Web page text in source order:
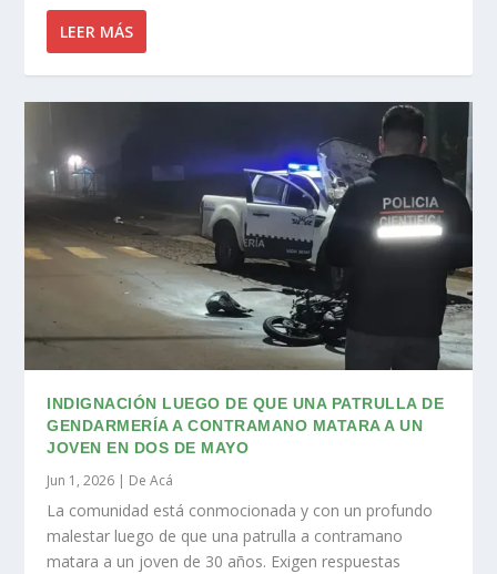
LEER MÁS
INDIGNACIÓN LUEGO DE QUE UNA PATRULLA DE
GENDARMERÍA A CONTRAMANO MATARA A UN
JOVEN EN DOS DE MAYO
Jun 1, 2026 | De Acá
La comunidad está conmocionada y con un profundo
malestar luego de que una patrulla a contramano
matara a un joven de 30 años. Exigen respuestas